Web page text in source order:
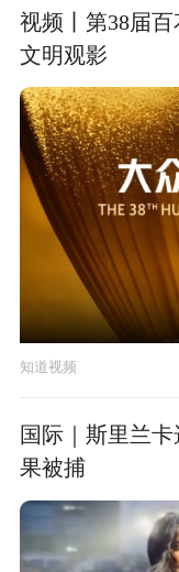
视频丨第38届
文明观影
知道视频
国际｜斯里兰
果被捕